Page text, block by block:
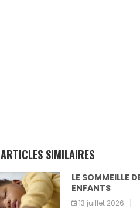
ARTICLES SIMILAIRES
LE SOMMEILLE DES
ENFANTS
13 juillet 2026